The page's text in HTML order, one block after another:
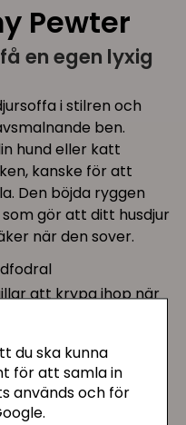
du ska kunna
för att samla in
används och för
Pewter
en egen lyxig
i stilren och
ben.
hund eller katt
kanske för att
Den böjda ryggen
gör att ditt husdjur
när den sover.
att krypa ihop när
på baksidan